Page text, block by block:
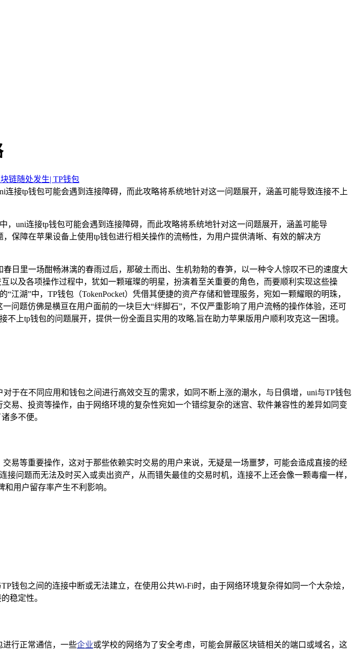
链随处发生| TP钱包
接tp钱包可能会遇到连接障碍，而此攻略将系统地针对这一问题展开，涵盖可能导致连接不上
uni连接tp钱包可能会遇到连接障碍，而此攻略将系统地针对这一问题展开，涵盖可能导
保障在苹果设备上使用tp钱包进行相关操作的流畅性，为用户提供清晰、有效的解决方
日里一场酣畅淋漓的春雨过后，那破土而出、生机勃勃的春笋，以一种令人惊叹不已的速度大
以及各项操作过程中，犹如一颗璀璨的明星，扮演着至关重要的角色，而要顺利实现这些操
湖”中，TP钱包（TokenPocket）凭借其便捷的资产存储和管理服务，宛如一颗耀眼的明珠，
问题仿佛是横亘在用户面前的一块巨大“绊脚石”，不仅严重影响了用户流畅的操作体验，还可
上tp钱包的问题展开，提供一份全面且实用的攻略,旨在助力苹果版用户顺利攻克这一困境。
于在不同应用和钱包之间进行高效交互的需求，如同不断上涨的潮水，与日俱增，uni与TP钱包
易、投资等操作，由于网络环境的复杂性宛如一个错综复杂的迷宫、软件兼容性的差异如同变
多不便。
易等重要操作，这对于那些依赖实时交易的用户来说，无疑是一场噩梦，可能会造成直接的经
问题而无法及时买入或卖出资产，从而错失最佳的交易时机，连接不上还会像一颗毒瘤一样，
用户留存率产生不利影响。
钱包之间的连接中断或无法建立，在使用公共Wi-Fi时，由于网络环境复杂得如同一个大杂烩，
稳定性。
进行正常通信，一些企业或学校的网络为了安全考虑，可能会屏蔽区块链相关的端口或域名，这